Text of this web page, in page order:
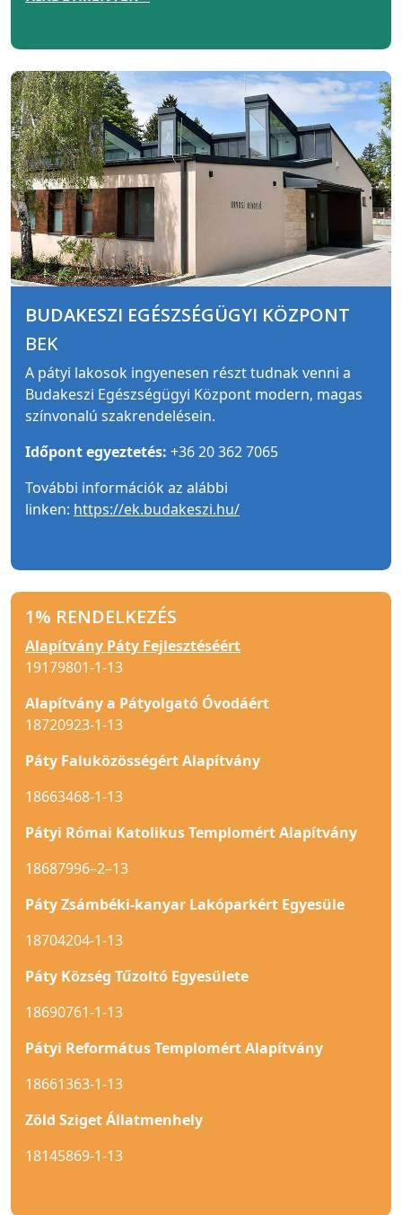
BUDAKESZI EGÉSZSÉGÜGYI KÖZPONT
BEK
A pátyi lakosok ingyenesen részt tudnak venni a
Budakeszi Egészségügyi Központ modern, magas
színvonalú szakrendelésein.
Időpont egyeztetés: +36 20 362 7065
További információk az alábbi
linken: https://ek.budakeszi.hu/
1% RENDELKEZÉS
Alapítvány Páty Fejlesztéséért
19179801-1-13
Alapítvány a Pátyolgató Óvodáért
18720923-1-13
Páty Faluközösségért Alapítvány
18663468-1-13
Pátyi Római Katolikus Templomért Alapítvány
18687996–2–13
Páty Zsámbéki-kanyar Lakóparkért Egyesüle
18704204-1-13
Páty Község Tűzoltó Egyesülete
18690761-1-13
Pátyi Református Templomért Alapítvány
18661363-1-13
Zöld Sziget Állatmenhely
18145869-1-13